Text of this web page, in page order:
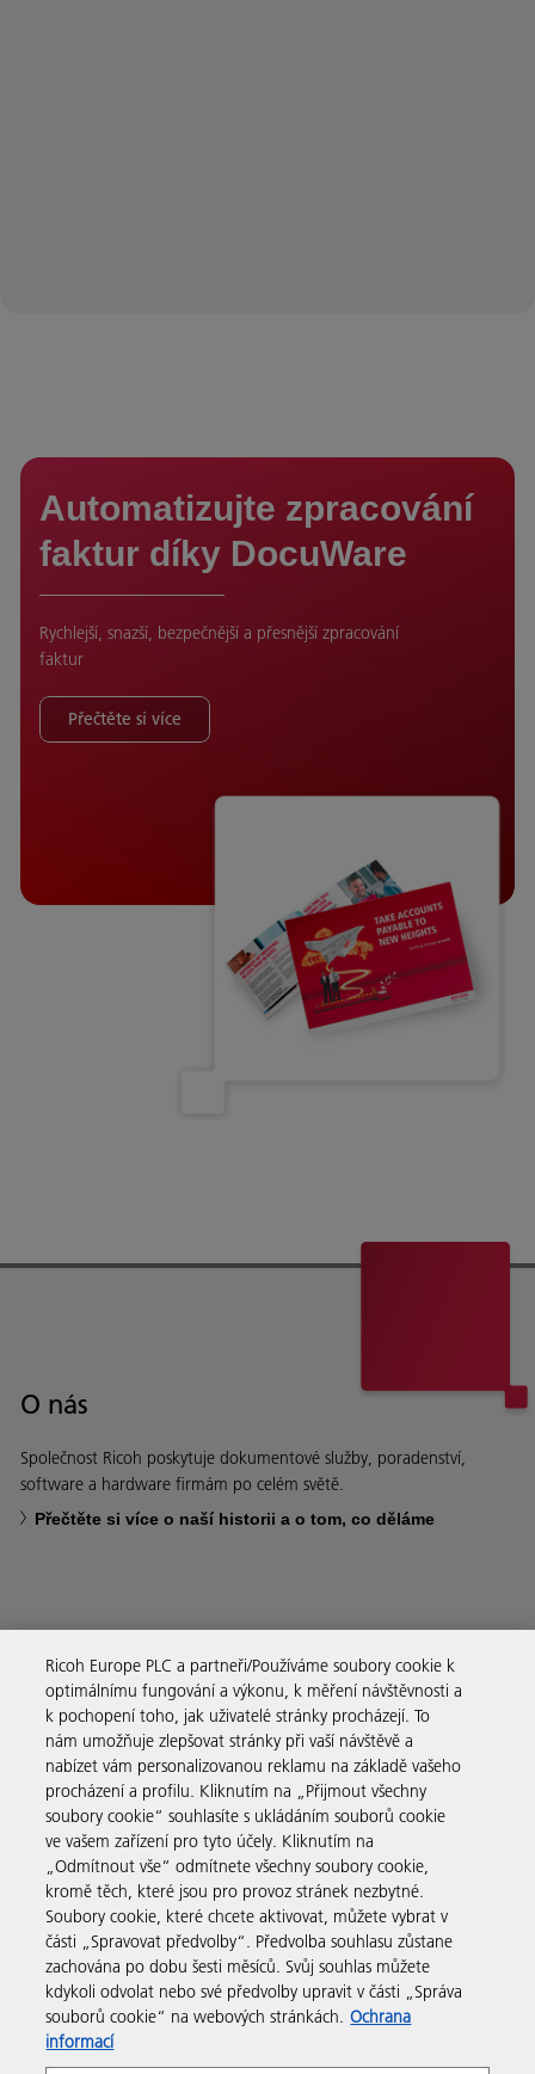
Automatizujte zpracování
faktur díky DocuWare
Rychlejší, snazší, bezpečnější a přesnější zpracování
faktur
Přečtěte si více
O nás
Společnost Ricoh poskytuje dokumentové služby, poradenství,
software a hardware firmám po celém světě.
Přečtěte si více o naší historii a o tom, co děláme
Firemní řešení
Produkty a služby
Podpora a kontakt
Zdroje
Sledujte nás
Ricoh Europe PLC a partneři/Používáme soubory cookie k
optimálnímu fungování a výkonu, k měření návštěvnosti a
k pochopení toho, jak uživatelé stránky procházejí. To
nám umožňuje zlepšovat stránky při vaší návštěvě a
nabízet vám personalizovanou reklamu na základě vašeho
procházení a profilu. Kliknutím na „Přijmout všechny
soubory cookie“ souhlasíte s ukládáním souborů cookie
ve vašem zařízení pro tyto účely. Kliknutím na
„Odmítnout vše“ odmítnete všechny soubory cookie,
kromě těch, které jsou pro provoz stránek nezbytné.
Soubory cookie, které chcete aktivovat, můžete vybrat v
části „Spravovat předvolby“. Předvolba souhlasu zůstane
zachována po dobu šesti měsíců. Svůj souhlas můžete
kdykoli odvolat nebo své předvolby upravit v části „Správa
souborů cookie“ na webových stránkách. Ochrana
informací